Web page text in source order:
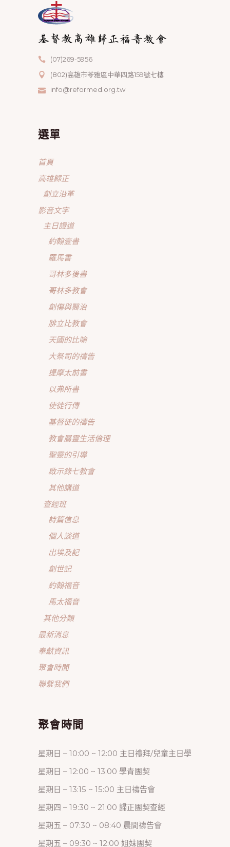
(07)269-5956
(802)高雄市苓雅區中華四路159號七樓
info@reformed.org.tw
選單
首頁
高雄歸正
創立沿革
影音文字
主日證道
約翰壹書
羅馬書
哥林多後書
哥林多教會
創傷與醫治
腓立比教會
天國的比喻
大祭司的禱告
提摩太前書
以弗所書
使徒行傳
基督徒的禱告
教會屬靈生活倫理
聖靈的引導
啟示錄七教會
其他講道
查經班
詩篇信息
個人談道
出埃及記
創世記
約翰福音
馬太福音
其他分類
最新消息
奉獻資訊
聚會時間
聯繫我們
聚會時間
星期日 – 10:00 ~ 12:00 主日禮拜/兒童主日學
星期日 – 12:00 ~ 13:00 學青團契
星期日 – 13:15 ~ 15:00 主日禱告會
星期四 – 19:30 ~ 21:00 歸正團契查經
星期五 – 07:30 ~ 08:40 晨間禱告會
星期五 – 09:30 ~ 12:00 姐妹團契